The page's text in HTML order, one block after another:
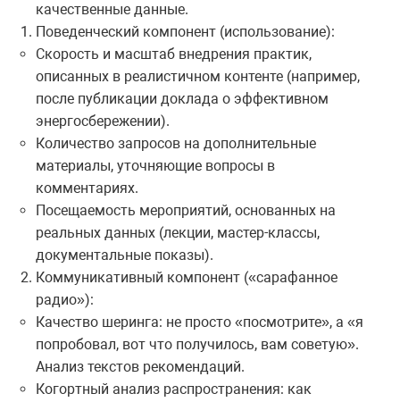
качественные данные.
Поведенческий компонент (использование):
Скорость и масштаб внедрения практик,
описанных в реалистичном контенте (например,
после публикации доклада о эффективном
энергосбережении).
Количество запросов на дополнительные
материалы, уточняющие вопросы в
комментариях.
Посещаемость мероприятий, основанных на
реальных данных (лекции, мастер-классы,
документальные показы).
Коммуникативный компонент («сарафанное
радио»):
Качество шеринга: не просто «посмотрите», а «я
попробовал, вот что получилось, вам советую».
Анализ текстов рекомендаций.
Когортный анализ распространения: как